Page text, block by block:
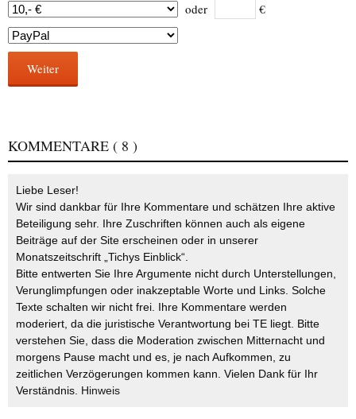
oder
€
Weiter
KOMMENTARE ( 8 )
Liebe Leser!
Wir sind dankbar für Ihre Kommentare und schätzen Ihre aktive
Beteiligung sehr. Ihre Zuschriften können auch als eigene
Beiträge auf der Site erscheinen oder in unserer
Monatszeitschrift „Tichys Einblick“.
Bitte entwerten Sie Ihre Argumente nicht durch Unterstellungen,
Verunglimpfungen oder inakzeptable Worte und Links. Solche
Texte schalten wir nicht frei. Ihre Kommentare werden
moderiert, da die juristische Verantwortung bei TE liegt. Bitte
verstehen Sie, dass die Moderation zwischen Mitternacht und
morgens Pause macht und es, je nach Aufkommen, zu
zeitlichen Verzögerungen kommen kann. Vielen Dank für Ihr
Verständnis. Hinweis